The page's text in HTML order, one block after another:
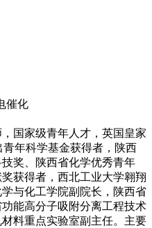
催化
国家级青年人才，英国皇家
年科学基金获得者，陕西
奖、陕西省化学优秀青年
获得者，西北工业大学翱翔
与化工学院副院长，陕西省
能高分子吸附分离工程技术
料重点实验室副主任。主要